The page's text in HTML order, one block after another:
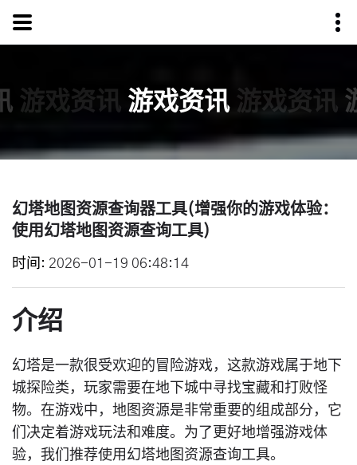
游戏资讯 游戏资讯 游戏资讯
幻塔地图资源查询器工具(增强你的游戏体验：
使用幻塔地图资源查询工具)
时间 2026-01-19 06:48:14
介绍
幻塔是一款很受欢迎的冒险游戏，这款游戏属于地下
城探险类，玩家需要在地下城中寻找宝藏和打败怪
物。在游戏中，地图资源是非常重要的组成部分，它
们决定着游戏玩法和难度。为了更好地增强游戏体
验，我们推荐使用幻塔地图资源查询工具。